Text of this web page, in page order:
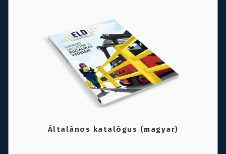
Általános katalógus (magyar)